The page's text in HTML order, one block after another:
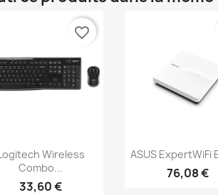
Aperçu rapide
Wireless
Combo...
33,60 €
favorite_border
Aperçu
ASUS ExpertWiFi
76,08 €